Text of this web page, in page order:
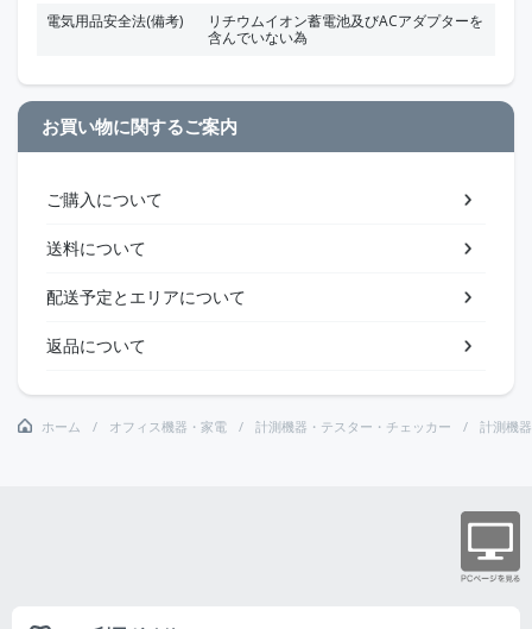
電気用品安全法(備考)
リチウムイオン蓄電池及びACアダプターを
含んでいない為
お買い物に関するご案内
ご購入について
送料について
配送予定とエリアについて
返品について
ホーム オフィス機器・家電 計測機器・テスター・チェッカー 計測機